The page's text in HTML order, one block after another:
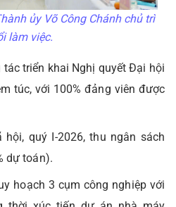
ủy Võ Công Chánh chủ trì
làm việc.
triển khai Nghị quyết Đại hội
túc, với 100% đảng viên được
quý I-2026, thu ngân sách
dự toán).
hoạch 3 cụm công nghiệp với